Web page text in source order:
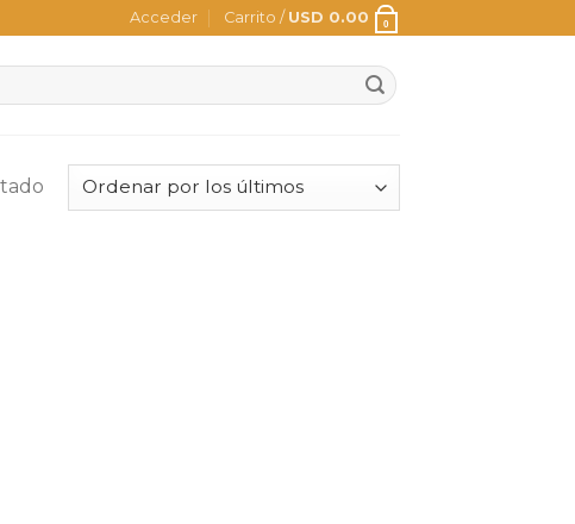
Acceder Carrito / USD 0.00 0